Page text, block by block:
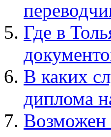
Где в
В каких
диплома
Возможен